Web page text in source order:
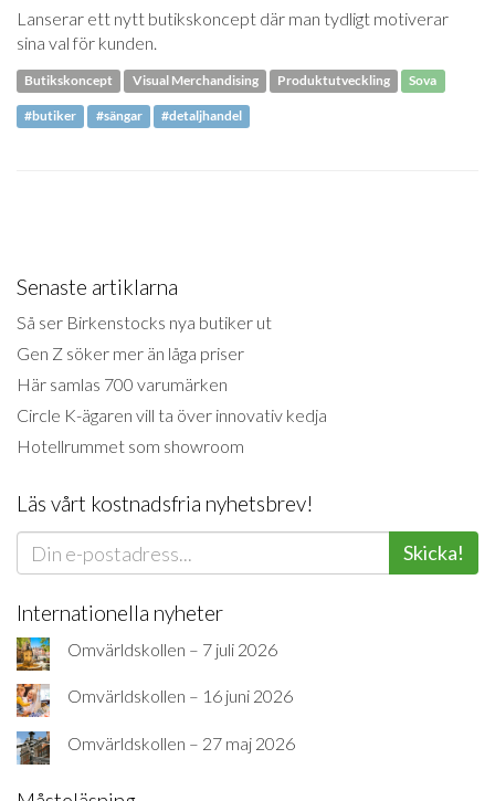
Lanserar ett nytt butikskoncept där man tydligt motiverar
sina val för kunden.
Butikskoncept Visual Merchandising Produktutveckling Sova
#butiker #sängar #detaljhandel
Senaste artiklarna
Så ser Birkenstocks nya butiker ut
Gen Z söker mer än låga priser
Här samlas 700 varumärken
Circle K-ägaren vill ta över innovativ kedja
Hotellrummet som showroom
Läs vårt kostnadsfria nyhetsbrev!
Skicka!
Internationella nyheter
Omvärldskollen – 7 juli 2026
Omvärldskollen – 16 juni 2026
Omvärldskollen – 27 maj 2026